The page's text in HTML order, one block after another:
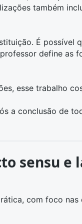
também
É possível
define as
esse trabalho
a conclusão de
sensu e
com foco